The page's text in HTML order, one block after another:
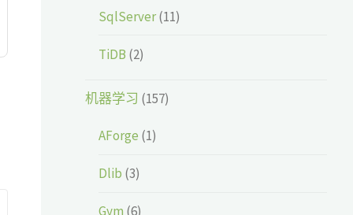
SqlServer(11)
TiDB (2)
机器学习 (157)
AForge (1)
Dlib (3)
Gym (6)